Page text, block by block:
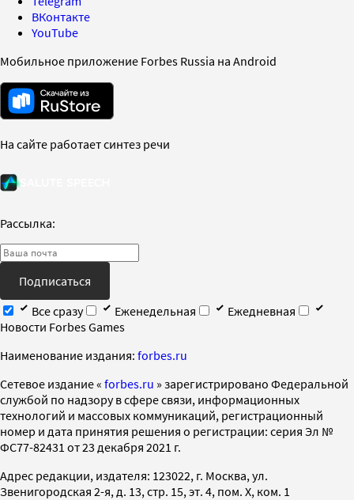
ВКонтакте
YouTube
Мобильное приложение Forbes Russia на Android
На сайте работает синтез речи
Рассылка:
Подписаться
Все сразу
Еженедельная
Ежедневная
Новости Forbes Games
Наименование издания: forbes.ru
Cетевое издание « forbes.ru » зарегистрировано Федеральной
службой по надзору в сфере связи, информационных
технологий и массовых коммуникаций, регистрационный
номер и дата принятия решения о регистрации: серия Эл №
ФС77-82431 от 23 декабря 2021 г.
Адрес редакции, издателя: 123022, г. Москва, ул.
Звенигородская 2-я, д. 13, стр. 15, эт. 4, пом. X, ком. 1